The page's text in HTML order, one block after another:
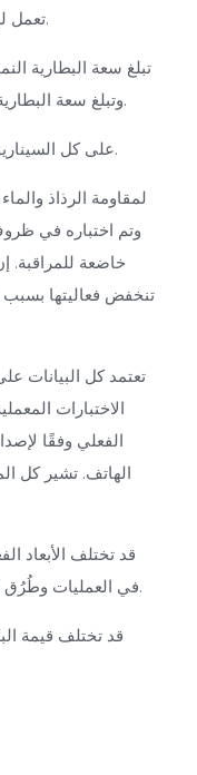
4. تعمل لرام الممتدة بواسطة برمجيات خاصة.
وتبلغ سعة البطارية المقدّرة 5380 مللي أمبير في الساعة.
6. لا ينطبق معدل التحديث 90Hz على كل السيناريوهات.
خاضعة للمراقبة.
تنخفض فعاليتها بسبب
الاختبارات
الفعلي وفقًا
الهاتف. تشير كل
في العمليات وطُرُق القياس وإمدادات المواد ودفعات الإنتاج.